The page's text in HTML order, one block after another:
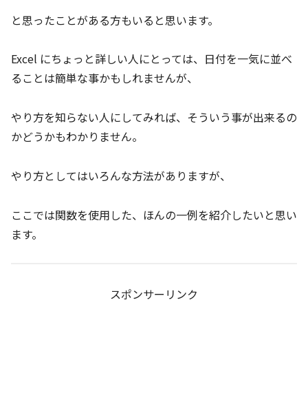
と思ったことがある方もいると思います。
Excel にちょっと詳しい人にとっては、日付を一気に並べ
ることは簡単な事かもしれませんが、
やり方を知らない人にしてみれば、そういう事が出来るの
かどうかもわかりません。
やり方としてはいろんな方法がありますが、
ここでは関数を使用した、ほんの一例を紹介したいと思い
ます。
スポンサーリンク